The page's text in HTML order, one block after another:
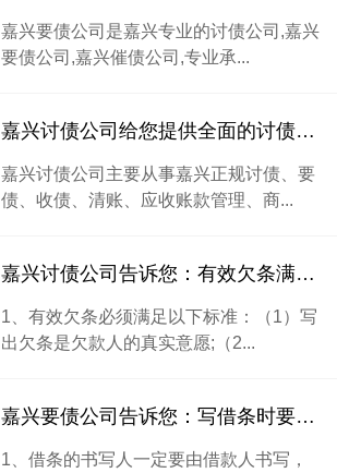
嘉兴要债公司是嘉兴专业的讨债公司,嘉兴
要债公司,嘉兴催债公司,专业承...
嘉兴讨债公司给您提供全面的讨债知识和技巧，让您可以自己懂得如何讨债。
嘉兴讨债公司主要从事嘉兴正规讨债、要
债、收债、清账、应收账款管理、商...
嘉兴讨债公司告诉您：有效欠条满足什么条件
1、有效欠条必须满足以下标准：（1）写
出欠条是欠款人的真实意愿;（2...
嘉兴要债公司告诉您：写借条时要注意哪些事项呢
1、借条的书写人一定要由借款人书写，